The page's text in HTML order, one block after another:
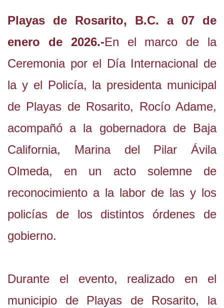
Playas de Rosarito, B.C. a 07 de
enero de 2026.-En el marco de la
Ceremonia por el Día Internacional de
la y el Policía, la presidenta municipal
de Playas de Rosarito, Rocío Adame,
acompañó a la gobernadora de Baja
California, Marina del Pilar Ávila
Olmeda, en un acto solemne de
reconocimiento a la labor de las y los
policías de los distintos órdenes de
gobierno.
Durante el evento, realizado en el
municipio de Playas de Rosarito, la